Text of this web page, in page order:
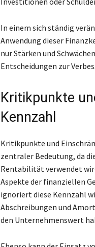
In einem sich ständig
Anwendung dieser
nur Stärken und
Entscheidungen zur
Kritikpunkte
Kennzahl
Kritikpunkte und
zentraler Bedeutung, da
Rentabilität verwendet
Aspekte der finanziellen
ignoriert diese Kennzahl
Abschreibungen und
den Unternehmenswert